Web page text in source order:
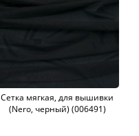
Сетка мягкая, для вышивки
(Nero, черный) (006491)